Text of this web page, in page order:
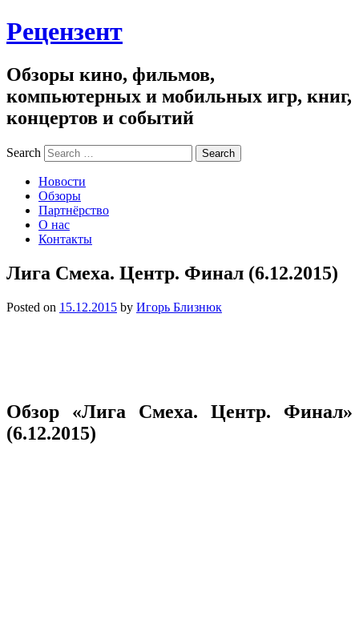
Рецензент
Обзоры кино, фильмов,
компьютерных и мобильных игр, книг,
концертов и событий
Search
Новости
Обзоры
Партнёрство
О нас
Контакты
Лига Смеха. Центр. Финал (6.12.2015)
Posted on 15.12.2015 by Игорь Близнюк
Обзор «Лига Смеха. Центр. Финал»
(6.12.2015)